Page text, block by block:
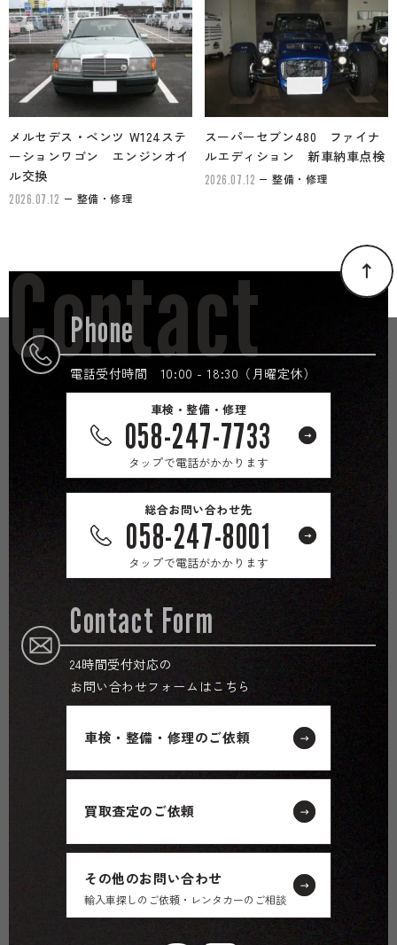
メルセデス・ベンツ W124ステ
ーションワゴン エンジンオイ
ル交換
2026.07.12 整備・修理
スーパーセブン480 ファイナ
ルエディション 新車納車点検
2026.07.12 整備・修理
Phone
電話受付時間 10:00 - 18:30（月曜定休）
車検・整備・修理
058-247-7733
タップで電話がかかります
総合お問い合わせ先
058-247-8001
タップで電話がかかります
Contact Form
24時間受付対応の
お問い合わせフォームはこちら
車検・整備・修理のご依頼
買取査定のご依頼
その他のお問い合わせ
輸入車探しのご依頼・レンタカーのご相談
Contact